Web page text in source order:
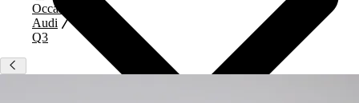
Occasions
Audi
Q3